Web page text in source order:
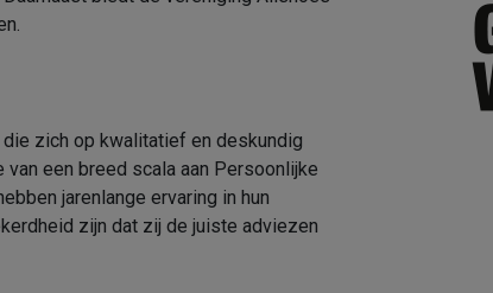
zich op kwalitatief en deskundig
een breed scala aan Persoonlijke
jarenlange ervaring in hun
zijn dat zij de juiste adviezen